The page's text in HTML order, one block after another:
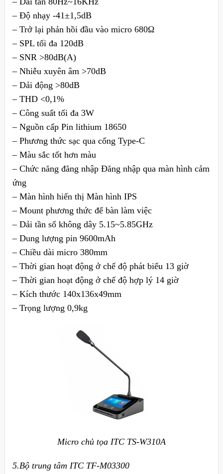
– Độ nhạy -41±1,5dB
– Trở lại phản hồi đầu vào micro 680Ω
– SPL tối đa 120dB
– SNR >80dB(A)
– Nhiễu xuyên âm >70dB
– Dải động >80dB
– THD <0,1%
– Công suất tối đa 3W
– Nguồn cấp Pin lithium 18650
– Phương thức sạc qua cổng Type-C
– Màu sắc tốt hơn màu
– Chức năng đăng nhập Đăng nhập qua màn hình cảm
ứng
– Màn hình hiển thị Màn hình IPS
– Mount phương thức để bàn làm việc
– Dải tần số không dây 5.15~5.85GHz
– Dung lượng pin 9600mAh
– Chiều dài micro 380mm
– Thời gian hoạt động ở chế độ phát biểu 13 giờ
– Thời gian hoạt động ở chế độ hợp lý 14 giờ
– Kích thước 140x136x49mm
– Trọng lượng 0,9kg
Micro chủ tọa ITC TS-W310A
5.Bộ trung tâm ITC TF-M03300